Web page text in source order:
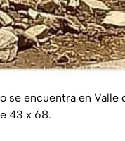
encuentra en Valle
43 x 68.